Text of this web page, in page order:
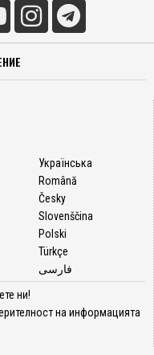
Українська
Română
Česky
Slovenščina
Polski
Türkçe
فارسی
ни!
на информацията